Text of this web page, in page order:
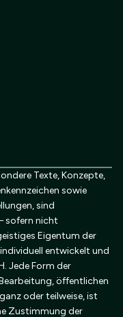
Texte, Konzepte,
sowie
sind
sofern nicht
Eigentum der
entwickelt und
Jede Form der
öffentlichen
oder teilweise, ist
Zustimmung der